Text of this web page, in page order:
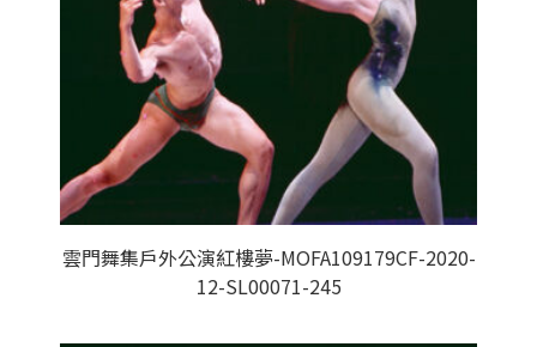
雲門舞集戶外公演紅樓夢-MOFA109179CF-2020-
12-SL00071-245